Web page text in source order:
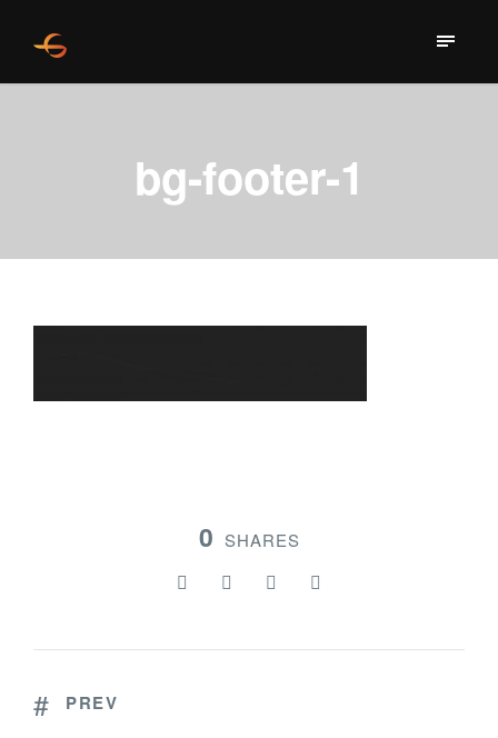
bg-footer-1
0 SHARES
PREV